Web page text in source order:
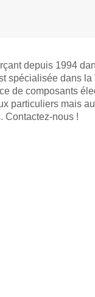
depuis 1994
spécialisée dans la
de composants
particuliers mais
Contactez-nous !